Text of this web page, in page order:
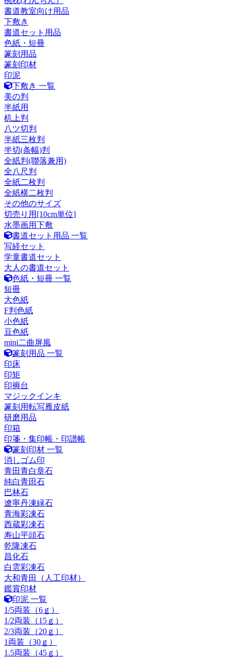
書道教室向け用品
下敷き
書道セット用品
色紙・短冊
篆刻用品
篆刻印材
印泥
下敷き 一覧
美の判
半紙用
机上判
八ツ切判
半紙三枚判
半切(条幅)判
全紙判(聯落兼用)
全八尺判
全紙二枚判
全紙横二枚判
その他のサイズ
切売り用[10cm単位]
水墨画用下敷
書道セット用品 一覧
写経セット
学童書道セット
大人の書道セット
色紙・短冊 一覧
短冊
大色紙
F判色紙
小色紙
豆色紙
mini二曲屏風
篆刻用品 一覧
印床
印矩
印褥台
マジックインキ
篆刻用転写雁皮紙
研磨用品
印箱
印箋・集印帳・印譜帳
篆刻印材 一覧
消しゴム印
青田青白章石
純白青田石
巴林石
遼寧丹凍緑石
青海彩凍石
西蔵彩凍石
寿山平頭石
乾隆凍石
昌化石
白雲彩凍石
大和青田（人工印材）
鑑賞印材
印泥 一覧
1/5両装（6ｇ）
1/2両装（15ｇ）
2/3両装（20ｇ）
1両装（30ｇ）
1.5両装（45ｇ）